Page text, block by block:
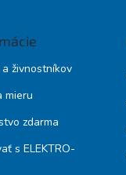
živnostníkov
mieru
zdarma
s ELEKTRO-